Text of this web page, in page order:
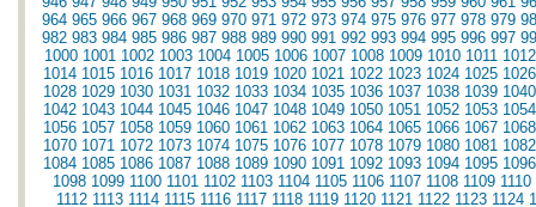
964 965 966 967 968 969 970 971 972 973 974 975 976 977 978 979
982 983 984 985 986 987 988 989 990 991 992 993 994 995 996 997
1000 1001 1002 1003 1004 1005 1006 1007 1008 1009 1010 1011 1012
1014 1015 1016 1017 1018 1019 1020 1021 1022 1023 1024 1025 1026
1028 1029 1030 1031 1032 1033 1034 1035 1036 1037 1038 1039 1040
1042 1043 1044 1045 1046 1047 1048 1049 1050 1051 1052 1053 1054
1056 1057 1058 1059 1060 1061 1062 1063 1064 1065 1066 1067 1068
1070 1071 1072 1073 1074 1075 1076 1077 1078 1079 1080 1081 1082
1084 1085 1086 1087 1088 1089 1090 1091 1092 1093 1094 1095 1096
1098 1099 1100 1101 1102 1103 1104 1105 1106 1107 1108 1109 1110
1112 1113 1114 1115 1116 1117 1118 1119 1120 1121 1122 1123 1124